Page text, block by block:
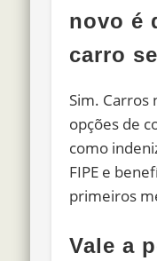
novo é
carro
Sim. Carros
opções de
como
FIPE e
primeiros
Vale a